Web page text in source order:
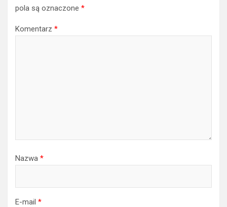
pola są oznaczone *
Komentarz *
Nazwa *
E-mail *